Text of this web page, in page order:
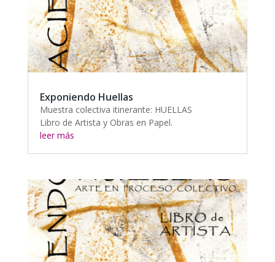
Exponiendo Huellas
Muestra colectiva itinerante: HUELLAS
Libro de Artista y Obras en Papel.
leer más